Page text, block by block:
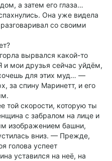
а затем его глаза…
Она уже видела
со своими
вырвался какой-то
и мои друзья сейчас уйдём,
для этих муд… —
за спину Маринетт, и его
скорости, которую ты
с забралом на лице и
изображением башни,
вниз. — Прежде,
голова успеет
уставился на неё, на